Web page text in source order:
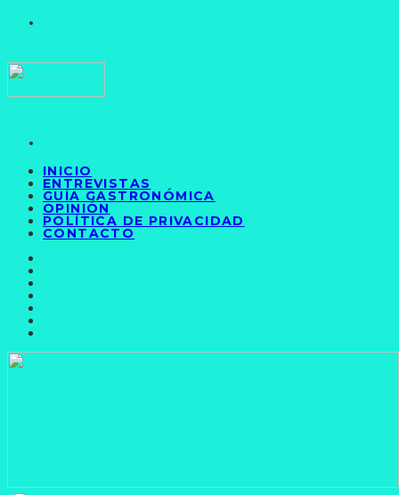
INICIO
ENTREVISTAS
GUÍA GASTRONÓMICA
OPINIÓN
POLÍTICA DE PRIVACIDAD
CONTACTO